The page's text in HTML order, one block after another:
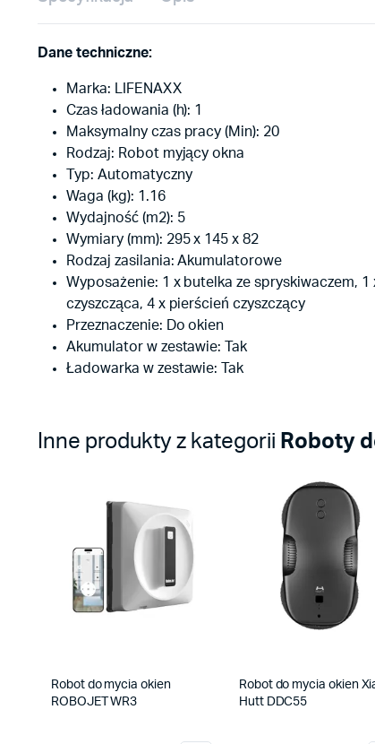
Dane techniczne:
Marka: LIFENAXX
Czas ładowania (h): 1
Maksymalny czas pracy (Min): 20
Rodzaj: Robot myjący okna
Typ: Automatyczny
Waga (kg): 1.16
Wydajność (m2): 5
Wymiary (mm): 295 x 145 x 82
Rodzaj zasilania: Akumulatorowe
Wyposażenie: 1 x butelka ze spryskiwaczem,
czyszcząca, 4 x pierścień czyszczący
Przeznaczenie: Do okien
Akumulator w zestawie: Tak
Ładowarka w zestawie: Tak
Inne produkty z kategorii Roboty
Robot do mycia okien
ROBOJET WR3
Robot do mycia okien
Hutt DDC55